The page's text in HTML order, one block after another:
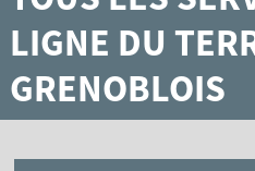
LIGNE DU
GRENOBLOIS